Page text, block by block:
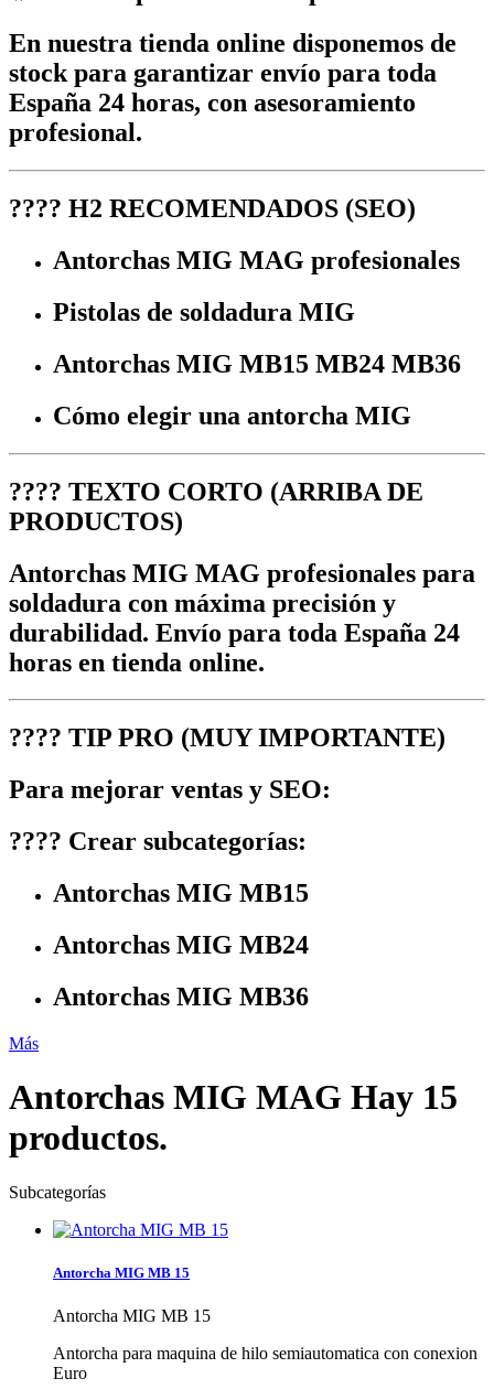
En nuestra tienda online disponemos de
stock para garantizar envío para toda
España 24 horas, con asesoramiento
profesional.
???? H2 RECOMENDADOS (SEO)
Antorchas MIG MAG profesionales
Pistolas de soldadura MIG
Antorchas MIG MB15 MB24 MB36
Cómo elegir una antorcha MIG
???? TEXTO CORTO (ARRIBA DE
PRODUCTOS)
Antorchas MIG MAG profesionales para
soldadura con máxima precisión y
durabilidad. Envío para toda España 24
horas en tienda online.
???? TIP PRO (MUY IMPORTANTE)
Para mejorar ventas y SEO:
???? Crear subcategorías:
Antorchas MIG MB15
Antorchas MIG MB24
Antorchas MIG MB36
Más
Antorchas MIG MAG Hay 15
productos.
Subcategorías
Antorcha MIG MB 15
Antorcha MIG MB 15
Antorcha para maquina de hilo semiautomatica con conexion
Euro